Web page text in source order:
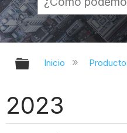
Expandir/
Inicio
2023